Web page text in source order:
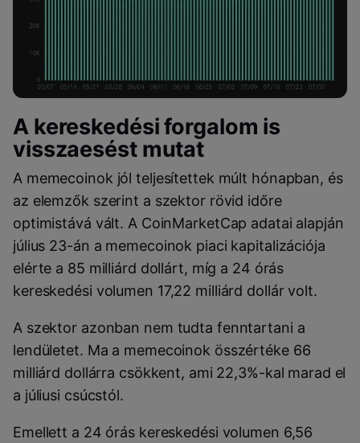
A kereskedési forgalom is
visszaesést mutat
A memecoinok jól teljesítettek múlt hónapban, és
az elemzők szerint a szektor rövid időre
optimistává vált. A CoinMarketCap adatai alapján
július 23-án a memecoinok piaci kapitalizációja
elérte a 85 milliárd dollárt, míg a 24 órás
kereskedési volumen 17,22 milliárd dollár volt.
A szektor azonban nem tudta fenntartani a
lendületet. Ma a memecoinok összértéke 66
milliárd dollárra csökkent, ami 22,3%-kal marad el
a júliusi csúcstól.
Emellett a 24 órás kereskedési volumen 6,56